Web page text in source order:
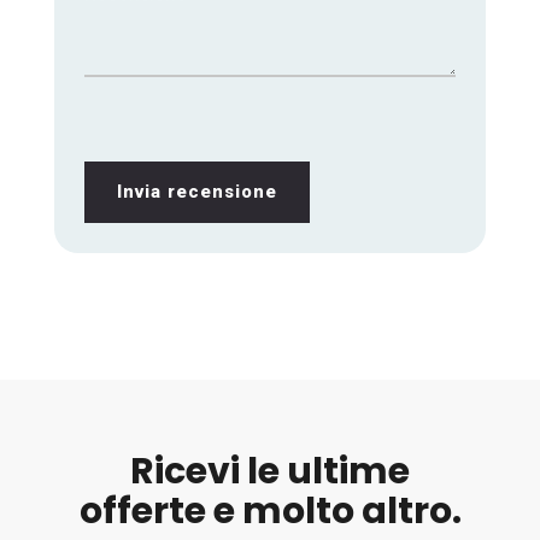
Invia recensione
Ricevi le ultime
offerte e molto altro.